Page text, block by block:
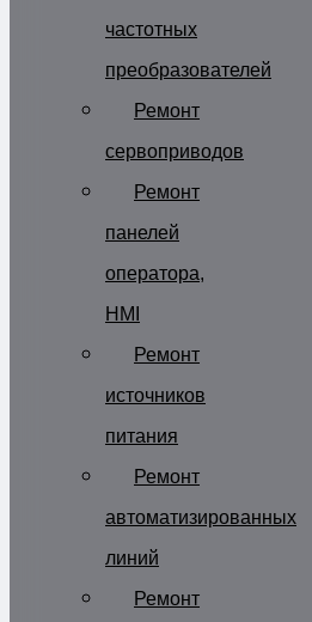
частотных
преобразователей
Ремонт
сервоприводов
Ремонт
панелей
оператора,
HMI
Ремонт
источников
питания
Ремонт
автоматизированных
линий
Ремонт